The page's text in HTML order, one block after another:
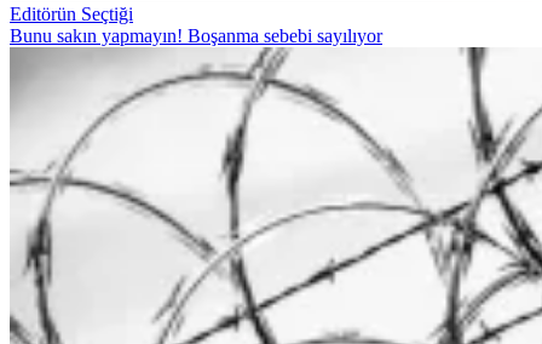
Editörün Seçtiği
Bunu sakın yapmayın! Boşanma sebebi sayılıyor